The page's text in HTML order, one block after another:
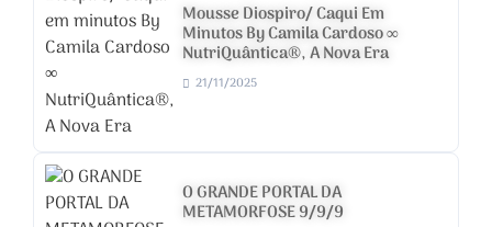
Mousse Diospiro/ Caqui Em
Minutos By Camila Cardoso ∞
NutriQuântica®, A Nova Era
21/11/2025
O GRANDE PORTAL DA
METAMORFOSE 9/9/9